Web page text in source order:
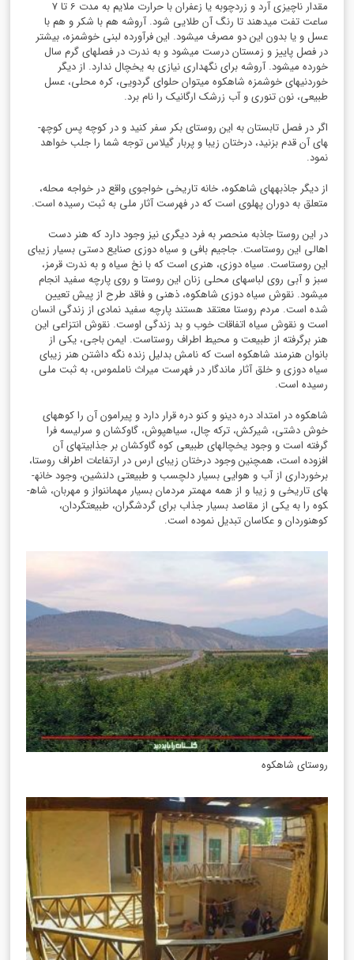
مقدار ناچیزی آرد و زردچوبه یا زعفران با حرارت ملایم به مدت 6 تا 7
ساعت تفت می­دهند تا رنگ آن طلایی شود. آروشه هم با شکر و هم با
عسل و یا بدون این دو مصرف می­شود. این فرآورده لبنی خوشمزه، بیشتر
در فصل پاییز و زمستان درست می­شود و به ندرت در فصل­های گرم سال
خورده می­شود. آروشه برای نگهداری نیازی به یخچال ندارد. از دیگر
خوردنی­های خوشمزه شاه­کوه می­توان حلوای گردویی، کره محلی، عسل
طبیعی، نون تنوری و آب زرشک ارگانیک را نام برد.
اگر در فصل تابستان به این روستای بکر سفر کنید و در کوچه پس کوچه­
های آن قدم بزنید، درختان زیبا و پربار گیلاس توجه شما را جلب خواهد
نمود.
از دیگر جاذبه­های شاه­کوه، خانه تاریخی خواجوی واقع در خواجه محله،
متعلق به دوران پهلوی است که در فهرست آثار ملی به ثبت رسیده است.
در این روستا جاذبه منحصر به فرد دیگری نیز وجود دارد که هنر دست
اهالی این روستاست. جاجیم بافی و سیاه دوزی صنایع دستی بسیار زیبای
این روستاست. سیاه دوزی، هنری است که با نخ سیاه و به ندرت قرمز،
سبز و آبی روی لباس­های محلی زنان این روستا و روی پارچه سفید انجام
می­شود. نقوش سیاه دوزی شاه­کوه، ذهنی و فاقد طرح از پیش تعیین
شده است. مردم روستا معتقد هستند پارچه سفید نمادی از زندگی انسان
است و نقوش سیاه اتفاقات خوب و بد زندگی اوست. نقوش انتزاعی این
هنر برگرفته از طبیعت و محیط اطراف روستاست. ایمن باجی، یکی از
بانوان هنرمند شاه­کوه است که نامش بدلیل زنده نگه داشتن هنر زیبای
سیاه دوزی و خلق آثار ماندگار در فهرست میراث ناملموس، به ثبت ملی
رسیده است.
شاه­کوه در امتداد دره دینو و کنو دره قرار دارد و پیرامون آن را کوه­های
خوش دشتی، شیرکش، ترکه چال، سیاهپوش، گاوکشان و سرلیسه فرا
گرفته است و وجود یخچال­های طبیعی کوه گاوکشان بر جذابیت­های آن
افزوده است، همچنین وجود درختان زیبای ارس در ارتفاعات اطراف روستا،
برخورداری از آب و هوایی بسیار دلچسب و طبیعتی دلنشین، وجود خانه­
های تاریخی و زیبا و از همه مهمتر مردمان بسیار مهمان­نواز و مهربان، شاه­
کوه را به یکی از مقاصد بسیار جذاب برای گردشگران، طبیعتگردان،
کوهنوردان و عکاسان تبدیل نموده است.
روستای شاهکوه